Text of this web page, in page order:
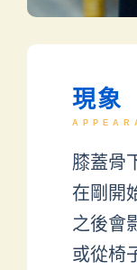
現象
膝蓋骨
在剛開
之後會
或從椅